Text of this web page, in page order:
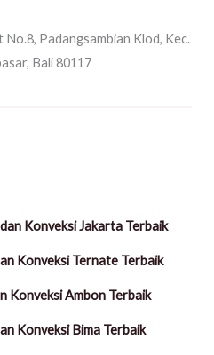
No.8, Padangsambian Klod, Kec.
Bali 80117
Konveksi Jakarta Terbaik
Konveksi Ternate Terbaik
Konveksi Ambon Terbaik
Konveksi Bima Terbaik